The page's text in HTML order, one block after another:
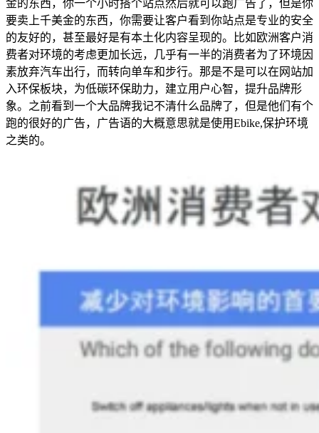
金的东西，你一个小时搭个站点然后就可以跑广告了，但是你
要卖上千美金的东西，你需要让客户看到你站点是专业的安全
的友好的，甚至最好是有本土化内容呈现的。比如欧洲客户消
费者对环境的考虑更加长远，几乎有一半的消费者为了环境因
素放弃汽车出行，而转向单车和步行。那是不是可以在网站加
入环保板块，为低碳环保助力，建立用户心智，提升品牌形
象。之前看到一个大品牌我记不清什么品牌了，但是他们有个
跑的很好的广告，广告语的大概意思就是使用Ebike,保护环境
之类的。